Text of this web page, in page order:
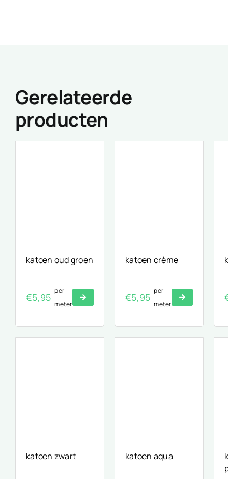
Gerelateerde
producten
katoen oud groen
€5,95
per
meter
katoen crème
€5,95
per
meter
katoen zwart katoen aqua